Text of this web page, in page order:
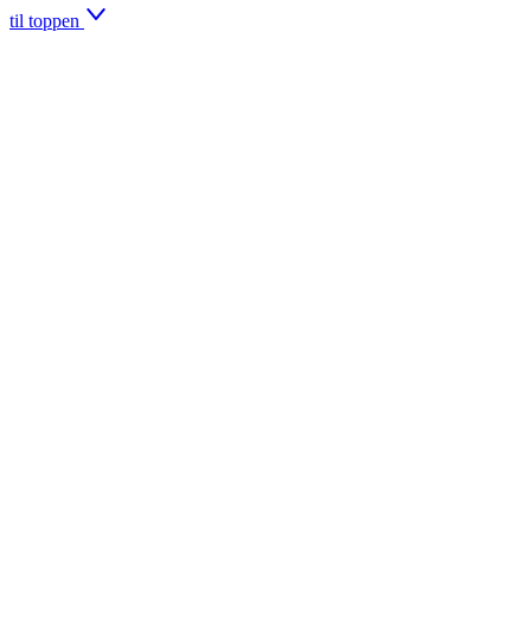
til toppen